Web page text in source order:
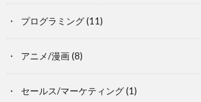
プログラミング(11)
アニメ/漫画(8)
セールス/マーケティング(1)